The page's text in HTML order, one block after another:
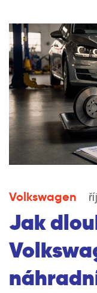
Volkswagen
Jak